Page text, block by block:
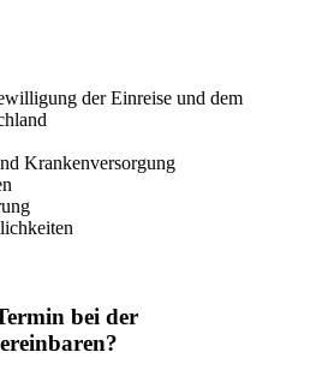
der Einreise und dem
Krankenversorgung
bei der